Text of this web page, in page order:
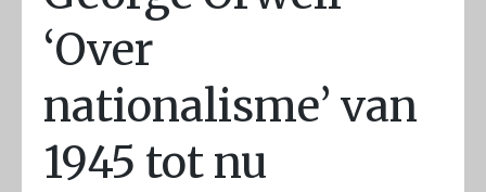
‘Over
nationalisme’ van
1945 tot nu